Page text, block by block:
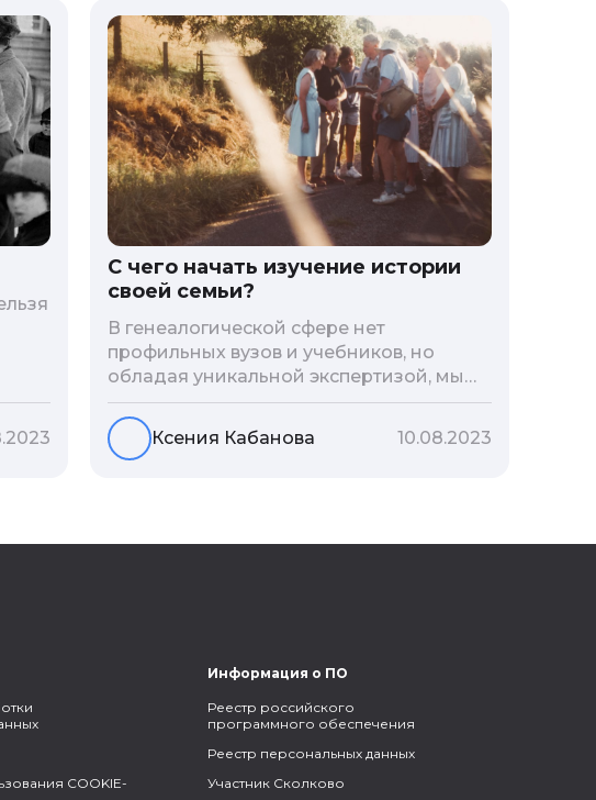
С чего начать изучение истории
своей семьи?
В генеалогической сфере нет
профильных вузов и учебников, но
обладая уникальной экспертизой, мы
разработали авторскую методологию
проведения архивно-генеалогических
исследований, ее мы закладываем и
Ксения Кабанова 10.08.2023
COOKIE-
Информация о ПО
Реестр российского
программного обеспечения
Реестр персональных данных
Участник Сколково